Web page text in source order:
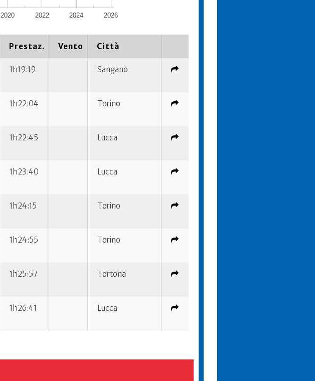
2020 2022 2024 2026
Prestaz. Vento Città
1h19:19 Sangano
1h22:04 Torino
1h22:45 Lucca
1h23:40 Lucca
1h24:15 Torino
1h24:55 Torino
1h25:57 Tortona
1h26:41 Lucca